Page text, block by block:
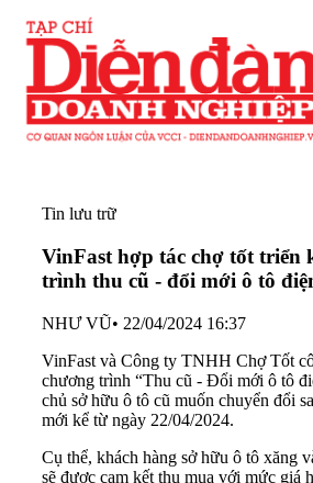
Tin lưu trữ
VinFast hợp tác chợ tốt triển
trình thu cũ - đổi mới ô tô
NHƯ VŨ• 22/04/2024 16:37
VinFast và Công ty TNHH Chợ Tốt
chương trình “Thu cũ - Đổi mới ô tô
chủ sở hữu ô tô cũ muốn chuyển đổi
mới kể từ ngày 22/04/2024.
Cụ thể, khách hàng sở hữu ô tô xăng
sẽ được cam kết thu mua với mức giá